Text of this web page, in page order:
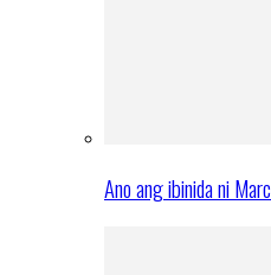
Ano ang ibinida ni